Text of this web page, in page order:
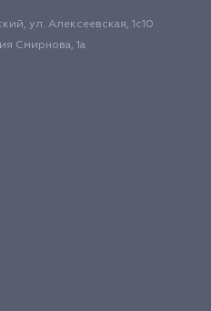
ул. Алексеевская, 1с10
Смирнова, 1а